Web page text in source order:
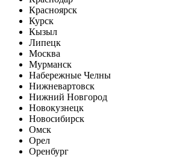
Красноярск
Курск
Кызыл
Липецк
Москва
Мурманск
Набережные Челны
Нижневартовск
Нижний Новгород
Новокузнецк
Новосибирск
Омск
Орел
Оренбург